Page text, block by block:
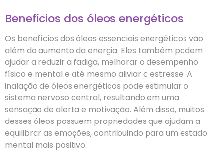
Benefícios dos óleos energéticos
Os benefícios dos óleos essenciais energéticos vão
além do aumento da energia. Eles também podem
ajudar a reduzir a fadiga, melhorar o desempenho
físico e mental e até mesmo aliviar o estresse. A
inalação de óleos energéticos pode estimular o
sistema nervoso central, resultando em uma
sensação de alerta e motivação. Além disso, muitos
desses óleos possuem propriedades que ajudam a
equilibrar as emoções, contribuindo para um estado
mental mais positivo.